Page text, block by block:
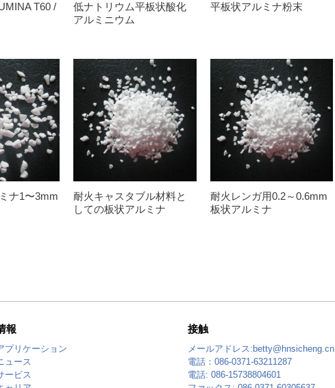
T60 /
低ナトリウム平板状酸化
アルミニウム
平板状アルミナ粉末
ナ1〜3mm
耐火キャスタブル材料と
しての板状アルミナ
耐火レンガ用0.2～0.6mm
板状アルミナ
報
プリケーション
ュース
ービス
接触
メールアドレス:betty@hnsicheng.cn
電話：086-0371-63211287
電話: 086-15738804601